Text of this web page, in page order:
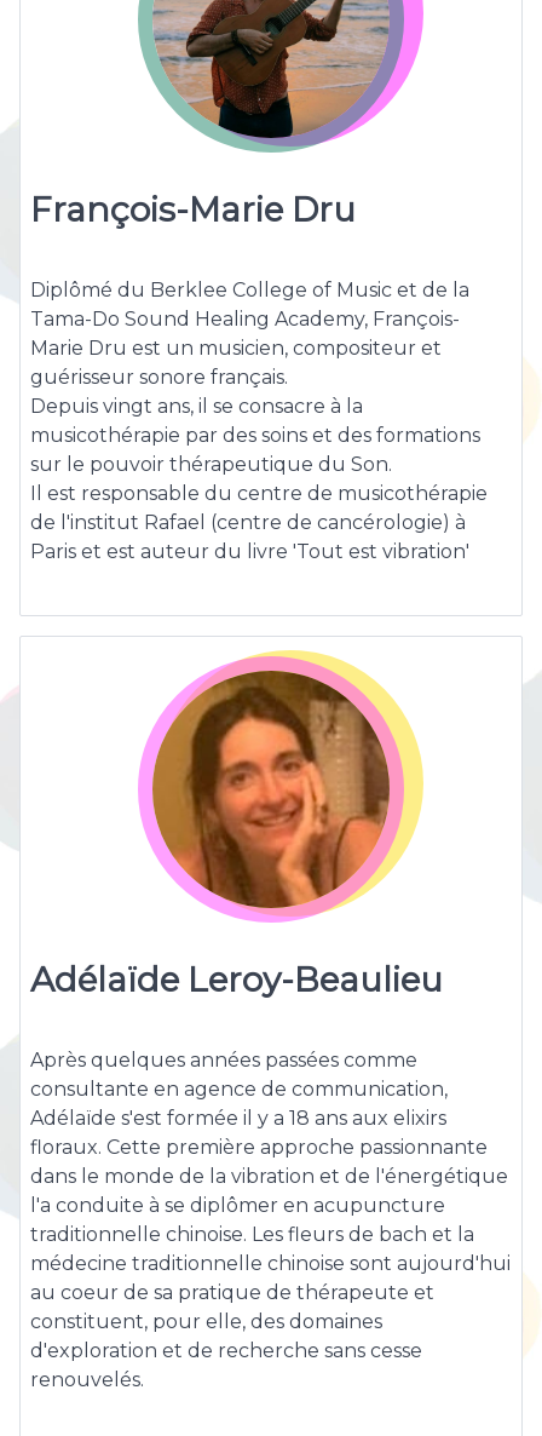
François-Marie Dru
Diplômé du Berklee College of Music et de la
Tama-Do Sound Healing Academy, François-
Marie Dru est un musicien, compositeur et
guérisseur sonore français.
Depuis vingt ans, il se consacre à la
musicothérapie par des soins et des formations
sur le pouvoir thérapeutique du Son.
Il est responsable du centre de musicothérapie
de l'institut Rafael (centre de cancérologie) à
Paris et est auteur du livre 'Tout est vibration'
Adélaïde Leroy-Beaulieu
Après quelques années passées comme
consultante en agence de communication,
Adélaïde s'est formée il y a 18 ans aux elixirs
floraux. Cette première approche passionnante
dans le monde de la vibration et de l'énergétique
l'a conduite à se diplômer en acupuncture
traditionnelle chinoise. Les fleurs de bach et la
médecine traditionnelle chinoise sont aujourd'hui
au coeur de sa pratique de thérapeute et
constituent, pour elle, des domaines
d'exploration et de recherche sans cesse
renouvelés.